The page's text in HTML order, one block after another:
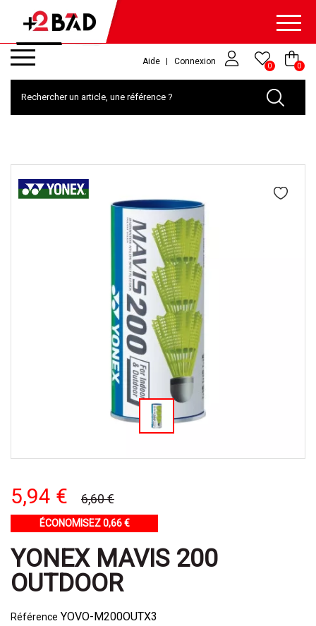
Aide Connexion 0 0
5,94 € 6,60 €
ÉCONOMISEZ 0,66 €
YONEX MAVIS 200
OUTDOOR
Référence YOVO-M200OUTX3